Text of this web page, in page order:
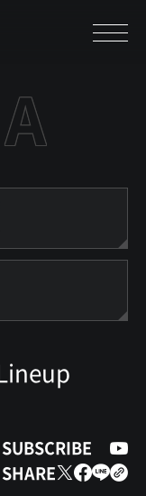
SUBSCRIBE
SHARE